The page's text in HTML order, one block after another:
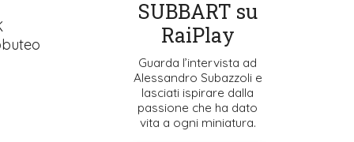
SUBBART su
RaiPlay
Guarda l’intervista ad
Alessandro Subazzoli e
lasciati ispirare dalla
passione che ha dato
vita a ogni miniatura.